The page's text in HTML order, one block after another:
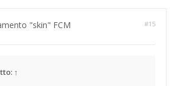
"skin" FCM #15
↑